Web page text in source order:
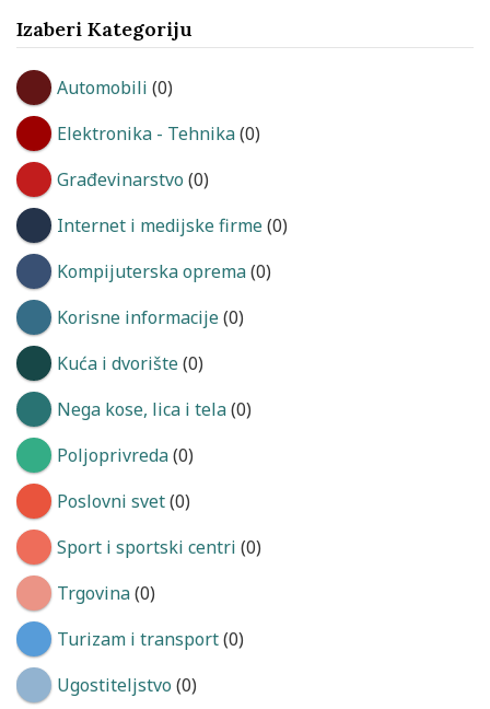
Izaberi Kategoriju
Automobili (0)
Elektronika - Tehnika(0)
Građevinarstvo (0)
Internet i medijske firme(0)
Kompijuterska oprema(0)
Korisne informacije(0)
Kuća i dvorište(0)
Nega kose, lica i tela(0)
Poljoprivreda(0)
Poslovni svet(0)
Sport i sportski centri (0)
Trgovina(0)
Turizam i transport(0)
Ugostiteljstvo (0)